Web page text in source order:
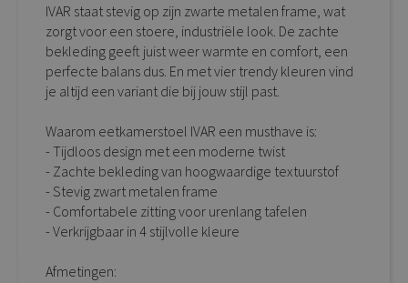
IVAR staat stevig op zijn zwarte metalen frame, wat
zorgt voor een stoere, industriële look. De zachte
bekleding geeft juist weer warmte en comfort, een
perfecte balans dus. En met vier trendy kleuren vind
je altijd een variant die bij jouw stijl past.
Waarom eetkamerstoel IVAR een musthave is:
- Tijdloos design met een moderne twist
- Zachte bekleding van hoogwaardige textuurstof
- Stevig zwart metalen frame
- Comfortabele zitting voor urenlang tafelen
- Verkrijgbaar in 4 stijlvolle kleure
Afmetingen: